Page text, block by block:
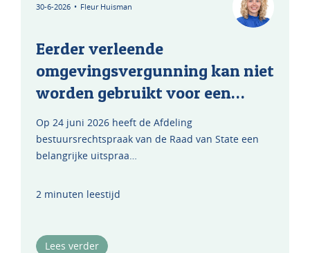
30-6-2026 • Fleur Huisman
Eerder verleende
omgevingsvergunning kan niet
worden gebruikt voor een…
Op 24 juni 2026 heeft de Afdeling
bestuursrechtspraak van de Raad van State een
belangrijke uitspraa…
2 minuten leestijd
Lees verder